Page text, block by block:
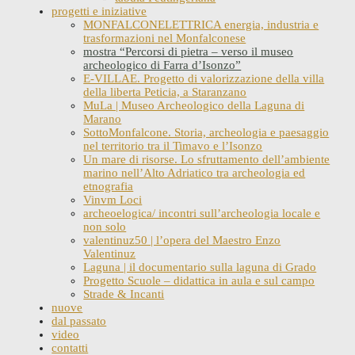
progetti e iniziative
MONFALCONELETTRICA energia, industria e
trasformazioni nel Monfalconese
mostra “Percorsi di pietra – verso il museo
archeologico di Farra d’Isonzo”
E-VILLAE. Progetto di valorizzazione della villa
della liberta Peticia, a Staranzano
MuLa | Museo Archeologico della Laguna di
Marano
SottoMonfalcone. Storia, archeologia e paesaggio
nel territorio tra il Timavo e l’Isonzo
Un mare di risorse. Lo sfruttamento dell’ambiente
marino nell’Alto Adriatico tra archeologia ed
etnografia
Vinvm Loci
archeoelogica/ incontri sull’archeologia locale e
non solo
valentinuz50 | l’opera del Maestro Enzo
Valentinuz
Laguna | il documentario sulla laguna di Grado
Progetto Scuole – didattica in aula e sul campo
Strade & Incanti
nuove
dal passato
video
contatti